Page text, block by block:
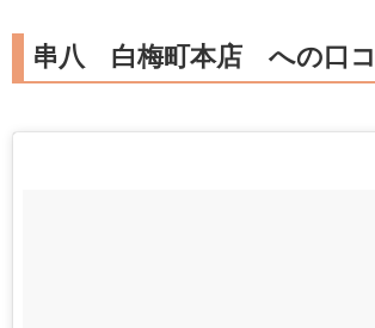
串八 白梅町本店 への口コ